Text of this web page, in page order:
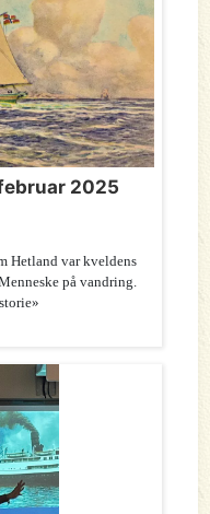
2025
Hetland var kveldens
på vandring.